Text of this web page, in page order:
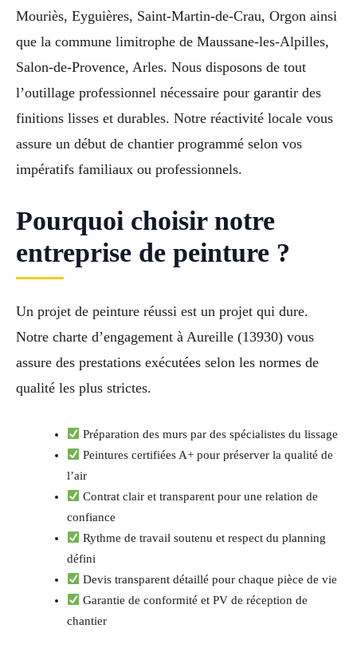
Mouriès, Eyguières, Saint-Martin-de-Crau, Orgon ainsi
que la commune limitrophe de Maussane-les-Alpilles,
Salon-de-Provence, Arles. Nous disposons de tout
l’outillage professionnel nécessaire pour garantir des
finitions lisses et durables. Notre réactivité locale vous
assure un début de chantier programmé selon vos
impératifs familiaux ou professionnels.
Pourquoi choisir notre
entreprise de peinture ?
Un projet de peinture réussi est un projet qui dure.
Notre charte d’engagement à Aureille (13930) vous
assure des prestations exécutées selon les normes de
qualité les plus strictes.
Préparation des murs par des spécialistes du lissage
Peintures certifiées A+ pour préserver la qualité de
l’air
Contrat clair et transparent pour une relation de
confiance
Rythme de travail soutenu et respect du planning
défini
Devis transparent détaillé pour chaque pièce de vie
Garantie de conformité et PV de réception de
chantier